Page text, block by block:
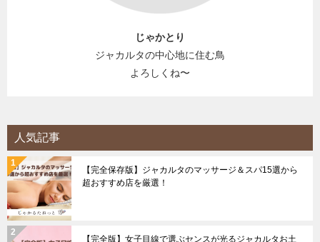
じゃかとり
ジャカルタの中心地に住む鳥
よろしくね〜
人気記事
【完全保存版】ジャカルタのマッサージ＆スパ15選から
超おすすめ店を厳選！
【完全版】女子目線で選ぶセンスが光るジャカルタお土